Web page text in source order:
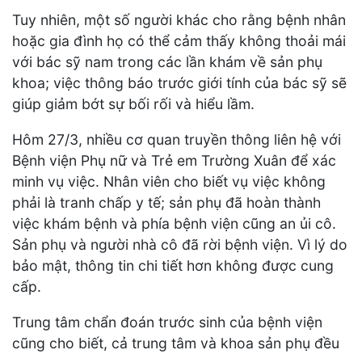
Tuy nhiên, một số người khác cho rằng bệnh nhân
hoặc gia đình họ có thể cảm thấy không thoải mái
với bác sỹ nam trong các lần khám về sản phụ
khoa; việc thông báo trước giới tính của bác sỹ sẽ
giúp giảm bớt sự bối rối và hiểu lầm.
Hôm 27/3, nhiều cơ quan truyền thông liên hệ với
Bệnh viện Phụ nữ và Trẻ em Trường Xuân để xác
minh vụ việc. Nhân viên cho biết vụ việc không
phải là tranh chấp y tế; sản phụ đã hoàn thành
việc khám bệnh và phía bệnh viện cũng an ủi cô.
Sản phụ và người nhà cô đã rời bệnh viện. Vì lý do
bảo mật, thông tin chi tiết hơn không được cung
cấp.
Trung tâm chẩn đoán trước sinh của bệnh viện
cũng cho biết, cả trung tâm và khoa sản phụ đều